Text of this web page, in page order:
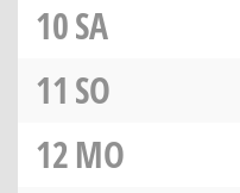
10SA
11 SO
12MO